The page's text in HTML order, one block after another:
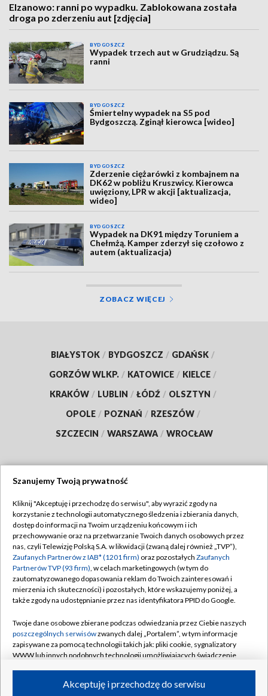
Elzanowo: ranni po wypadku. Zablokowana została
droga po zderzeniu aut [zdjęcia]
BYDGOSZCZ
Wypadek trzech aut w Grudziądzu. Są
ranni
BYDGOSZCZ
Śmiertelny wypadek na S5 pod
Bydgoszczą. Zginął kierowca [wideo]
BYDGOSZCZ
Zderzenie ciężarówki z kombajnem na
DK62 w pobliżu Kruszwicy. Kierowca
uwięziony, LPR w akcji [aktualizacja,
wideo]
BYDGOSZCZ
Wypadek na DK91 między Toruniem a
Chełmżą. Kamper zderzył się czołowo z
autem (aktualizacja)
ZOBACZ WIĘCEJ
BIAŁYSTOK / BYDGOSZCZ / GDAŃSK /
GORZÓW WLKP. / KATOWICE / KIELCE /
KRAKÓW / LUBLIN / ŁÓDŹ / OLSZTYN /
OPOLE / POZNAŃ / RZESZÓW /
SZCZECIN / WARSZAWA / WROCŁAW
TVP
Abonament TVP
Emisja w TVP
Centrum informacji TVP
Naziemna Telewizja Cyfrowa
Rada Programowa
System NOS
Informacje o nadawcy
Program dla prasy
Regulamin TVP
Polityka prywatności
Moje zgody
Pomoc
Kontakt
Kanały
Szanujemy Twoją prywatność
Kliknij "Akceptuję i przechodzę do serwisu", aby wyrazić zgody na
korzystanie z technologii automatycznego śledzenia i zbierania danych,
dostęp do informacji na Twoim urządzeniu końcowym i ich
przechowywanie oraz na przetwarzanie Twoich danych osobowych przez
nas, czyli Telewizję Polską S.A. w likwidacji (zwaną dalej również „TVP”),
Zaufanych Partnerów z IAB* (1201 firm) oraz pozostałych Zaufanych
Partnerów TVP (93 firm), w celach marketingowych (w tym do
zautomatyzowanego dopasowania reklam do Twoich zainteresowań i
mierzenia ich skuteczności) i pozostałych, które wskazujemy poniżej, a
także zgody na udostępnianie przez nas identyfikatora PPID do Google.
Twoje dane osobowe zbierane podczas odwiedzania przez Ciebie naszych
poszczególnych serwisówzwanych dalej „Portalem”, w tym informacje
zapisywane za pomocą technologii takich jak: pliki cookie, sygnalizatory
WWW lub innych podobnych technologii umożliwiających świadczenie
ruchu w Internecie.Akceptuję i przechodzę do serwisu